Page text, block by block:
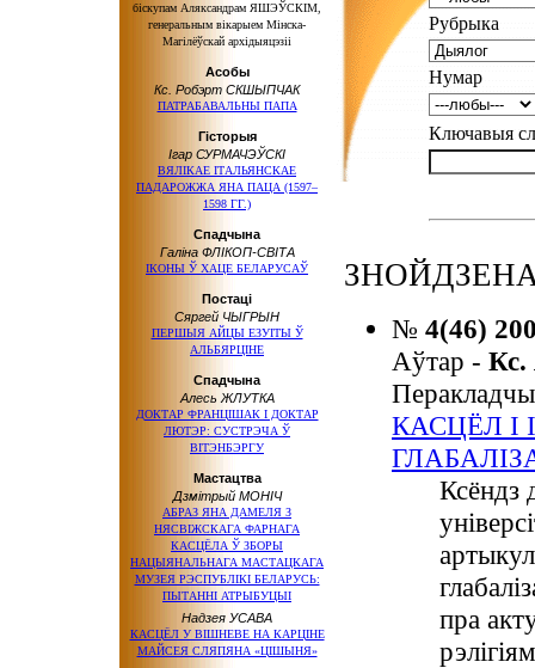
біскупам Аляксандрам ЯШЭЎСКІМ,
генеральным вікарыем Мінска-
Магілёўскай архідыяцэзіі
Асобы
Кс. Робэрт СКШЫПЧАК
ПАТРАБАВАЛЬНЫ ПАПА
Гісторыя
Ігар СУРМАЧЭЎСКІ
ВЯЛІКАЕ ІТАЛЬЯНСКАЕ
ПАДАРОЖЖА ЯНА ПАЦА (1597–
1598 ГГ.)
Спадчына
Галіна ФЛІКОП-СВІТА
ІКОНЫ Ў ХАЦЕ БЕЛАРУСАЎ
Постаці
Сяргей ЧЫГРЫН
ПЕРШЫЯ АЙЦЫ ЕЗУІТЫ Ў
АЛЬБЯРЦІНЕ
Спадчына
Алесь ЖЛУТКА
ДОКТАР ФРАНЦІШАК І ДОКТАР
ЛЮТЭР: СУСТРЭЧА Ў
ВІТЭНБЭРГУ
Мастацтва
Дзмітрый МОНІЧ
АБРАЗ ЯНА ДАМЕЛЯ З
НЯСВІЖСКАГА ФАРНАГА
КАСЦЁЛА Ў ЗБОРЫ
НАЦЫЯНАЛЬНАГА МАСТАЦКАГА
МУЗЕЯ РЭСПУБЛІКІ БЕЛАРУСЬ:
ПЫТАННІ АТРЫБУЦЫІ
Надзея УСАВА
КАСЦЁЛ У ВІШНЕВЕ НА КАРЦІНЕ
МАЙСЕЯ СЛЯПЯНА «ЦІШЫНЯ»
Рубрыка
Нумар
Ключавыя
№ 4(46)
Аўтар -
КАСЦЁЛ І
Ксёндз
пра